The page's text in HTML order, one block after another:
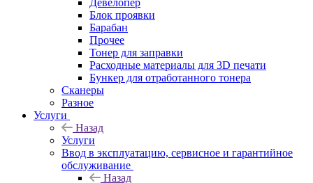
Девелопер
Блок проявки
Барабан
Прочее
Тонер для заправки
Расходные материалы для 3D печати
Бункер для отработанного тонера
Сканеры
Разное
Услуги
Назад
Услуги
Ввод в эксплуатацию, сервисное и гарантийное
обслуживание
Назад